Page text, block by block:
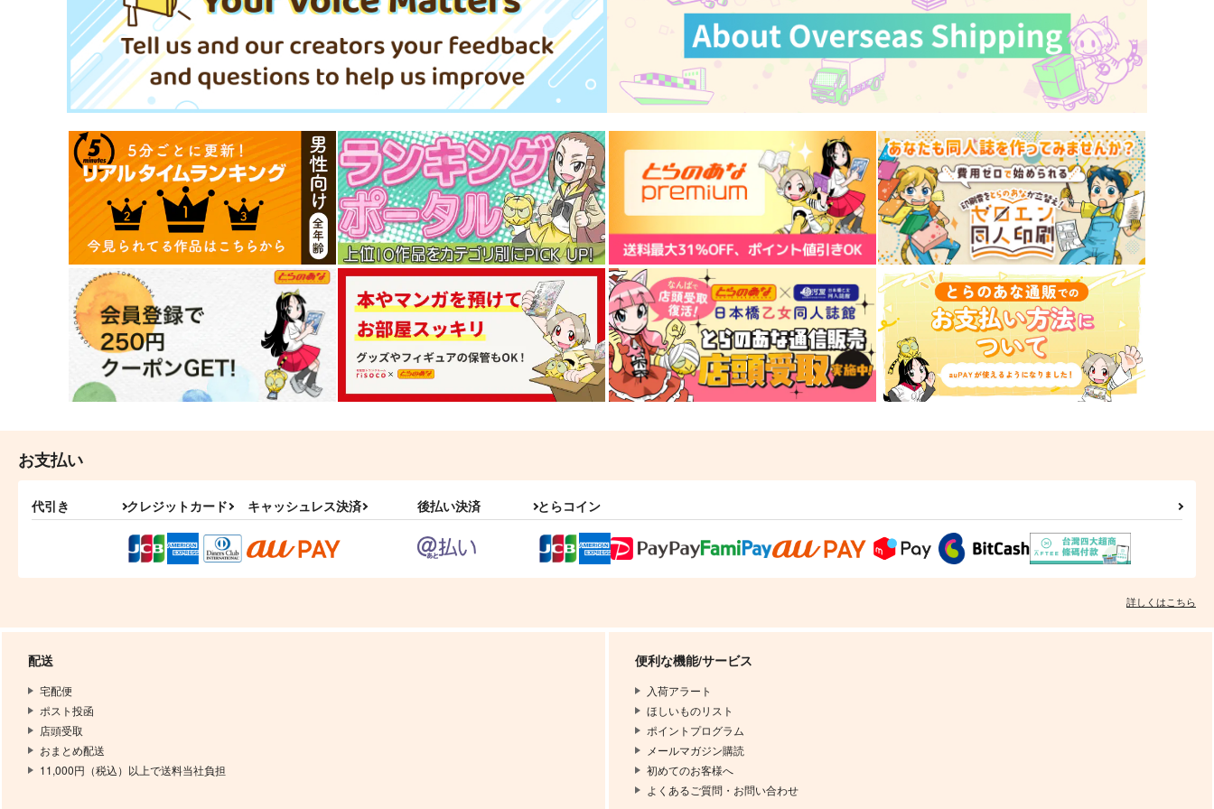
お支払い
代引き クレジットカード キャッシュレス決済 後払い決済 とらコイン
詳しくはこちら
配送
宅配便
ポスト投函
店頭受取
おまとめ配送
11,000円（税込）以上で送料当社負担
便利な機能/サービス
入荷アラート
ほしいものリスト
ポイントプログラム
メールマガジン購読
初めてのお客様へ
よくあるご質問・お問い合わせ